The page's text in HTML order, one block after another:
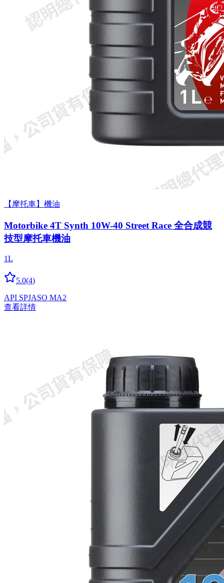
【摩托車】機油
Motorbike 4T Synth 10W-40 Street Race 全合成競
技型摩托車機油
1L
5.0(4)
API SPJASO MA2
查看詳情